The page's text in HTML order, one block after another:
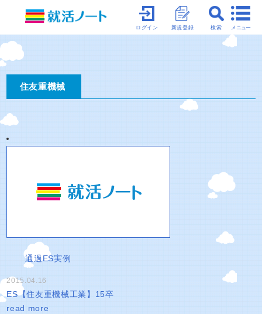
メニュー
検索
新規登録
ログイン
住友重機械
通過ES実例
2015.04.16
ES【住友重機械工業】15卒
read more